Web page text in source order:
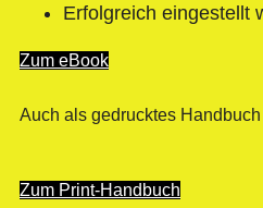
Erfolgreich eingestellt
Zum eBook
Auch als gedrucktes
Zum Print-Handbuch